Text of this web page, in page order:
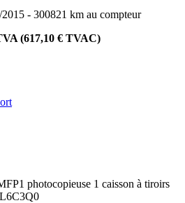
- 300821 km au compteur
(617,10 € TVAC)
photocopieuse 1 caisson à tiroirs